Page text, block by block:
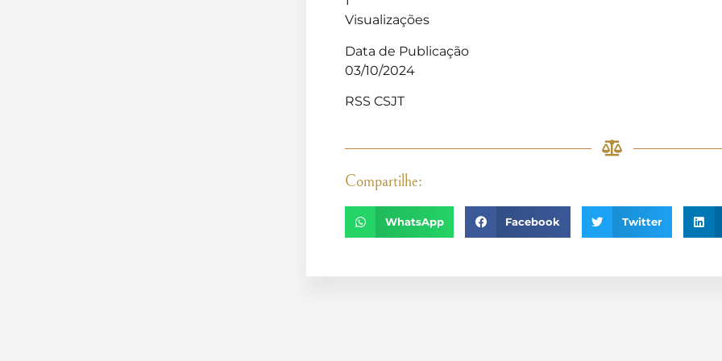
Visualizações
Data de Publicação
03/10/2024
RSS CSJT
Compartilhe:
WhatsApp Facebook Twitter